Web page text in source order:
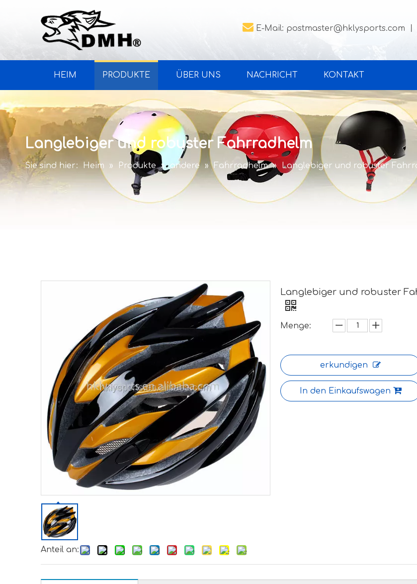
 E-Mail: postmaster@hklysports.com
HEIM PRODUKTE ÜBER UNS NACHRICHT KONTAKT
Langlebiger und robuster Fahrradhelm
Sie sind hier: Heim » Produkte » andere » Fahrradhelm » Langlebiger und robuster
Anteil an:
Langlebiger und robuster
Menge:
erkundigen
In den Einkaufswagen